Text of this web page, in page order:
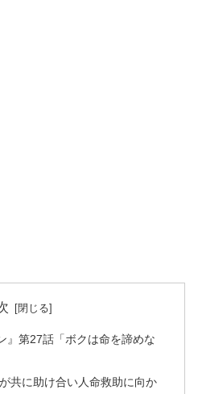
』第27話「ボクは命を諦めな
共に助け合い人命救助に向か